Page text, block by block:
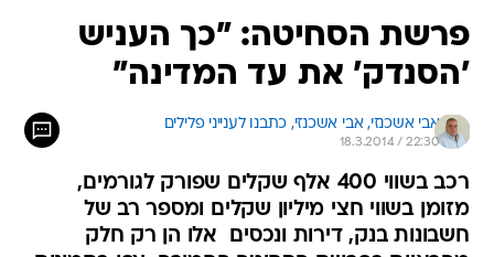
'הסנדק' את עד המדינה"
אבי אשכנזי, אבי אשכנזי, כתבנו לענייני פלילים
18.3.2014 / 22:30
רכב בשווי 400 אלף שקלים שפורק לגורמים,
מזומן בשווי חצי מיליון שקלים ומספר רב של
חשבונות בנק, דירות ונכסים  אלו הן רק חלק
מהראיות בפרשת הסחיטה החמורה. צפו בתמונות